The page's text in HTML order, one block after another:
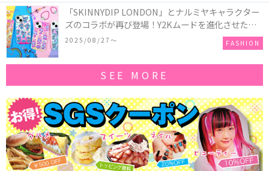
「SKINNYDIP LONDON」とナルミヤキャラクター
ズのコラボが再び登場！Y2Kムードを進化させた新
作コレクションを発売♪
2025/08/27〜 FASHION
SEE MORE